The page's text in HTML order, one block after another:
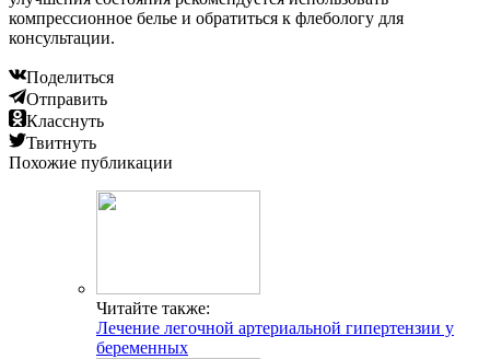
компрессионное белье и обратиться к флебологу для
консультации.
Поделиться
Отправить
Класснуть
Твитнуть
Похожие публикации
Читайте также:
Лечение легочной артериальной гипертензии у
беременных